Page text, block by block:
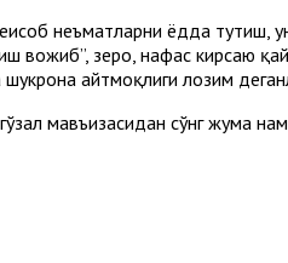
неъматларни ёдда
вожиб”, зеро, нафас кирсаю
шукрона айтмоқлиги лозим
мавъизасидан сўнг жума